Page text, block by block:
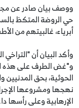
ووصف بيان صادر عن
حي الروضة المتكظ
أبرياء، غالبيتهم من
وأكد البيان أن
و"غض الطرف على هذه
الحوثية، بحق
نهجها ومشروعها
الإرهابية وعلى رأسها